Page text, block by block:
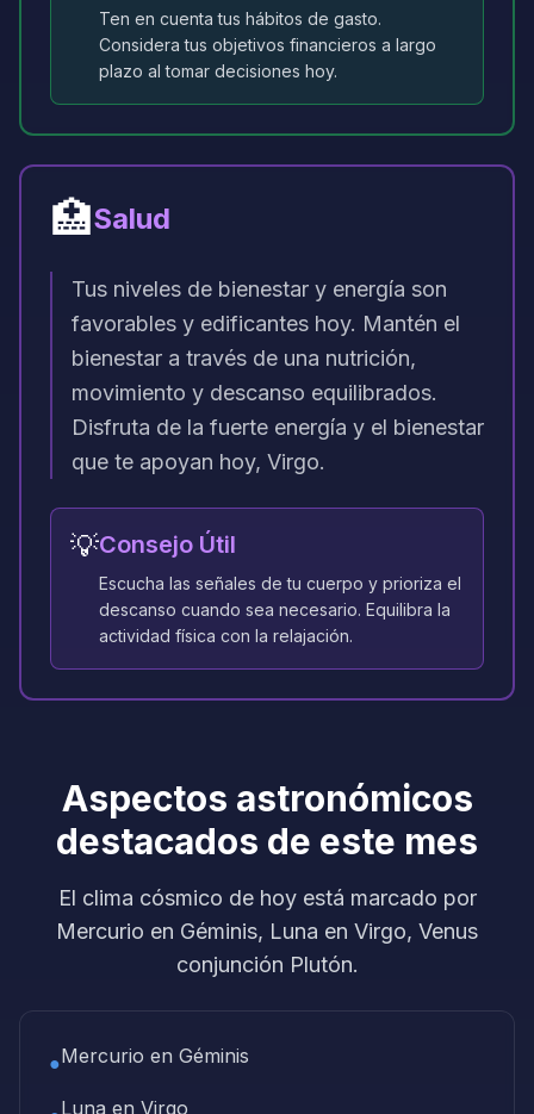
Ten en cuenta tus hábitos de gasto.
Considera tus objetivos financieros a largo
plazo al tomar decisiones hoy.
🏥Salud
Tus niveles de bienestar y energía son
favorables y edificantes hoy. Mantén el
bienestar a través de una nutrición,
movimiento y descanso equilibrados.
Disfruta de la fuerte energía y el bienestar
que te apoyan hoy, Virgo.
💡Consejo Útil
Escucha las señales de tu cuerpo y prioriza el
descanso cuando sea necesario. Equilibra la
actividad física con la relajación.
Aspectos astronómicos
destacados de este mes
El clima cósmico de hoy está marcado por
Mercurio en Géminis, Luna en Virgo, Venus
conjunción Plutón.
●Mercurio en Géminis
Luna en Virgo